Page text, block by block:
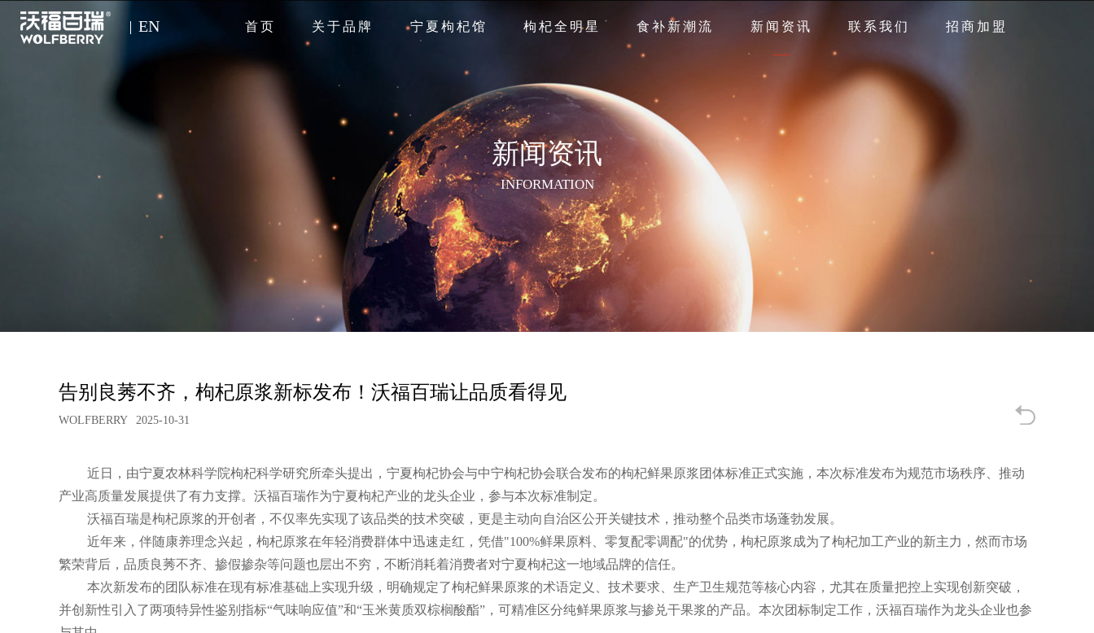
EN 首页 关于品牌 宁夏枸杞馆 枸杞全明星 食补新潮流 新闻资讯 联系我们 招商加盟
新闻资讯
INFORMATION
告别良莠不齐，枸杞原浆新标发布！沃福百瑞让品质看得见
WOLFBERRY 2025-10-31
近日，由宁夏农林科学院枸杞科学研究所牵头提出，宁夏枸杞协会与中宁枸杞协会联合发布的枸杞鲜果原浆团体标准正式实施，本次标准发布为规范市场秩序、推动
产业高质量发展提供了有力支撑。 沃福百瑞作为宁夏枸杞产业的龙头企业，参与本次标准制定。
沃福百瑞是枸杞原浆的开创者，不仅率先实现了该品类的技术突破，更是主动向自治区公开关键技术，推动整个品类市场蓬勃发展。
近年来，伴随康养理念兴起，枸杞原浆在年轻消费群体中迅速走红，凭借"100%鲜果原料、零复配零调配"的优势，枸杞原浆成为了枸杞加工产业的新主力，然而市场
繁荣背后，品质良莠不齐、掺假掺杂等问题也层出不穷，不断消耗着消费者对宁夏枸杞这一地域品牌的信任。
本次新发布的团队标准在现有标准基础上实现升级，明确规定了枸杞鲜果原浆的术语定义、技术要求、生产卫生规范等核心内容，尤其在质量把控上实现创新突破，
并创新性引入了两项特异性鉴别指标“气味响应值”和“玉米黄质双棕榈酸酯”，可精准区分纯鲜果原浆与掺兑干果浆的产品。本次团标制定工作，沃福百瑞作为龙头企业也参